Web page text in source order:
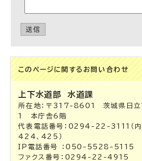
送信
このページに関する お問い合わせ
上下水道部水道課
所在地：〒317-8601 茨城県日立
1 本庁舎6階
代表電話番号：0294-22-3111（内
424、425）
IP電話番号 ：050-5528-5115
ファクス番号：0294-22-4915